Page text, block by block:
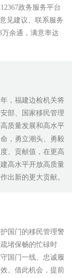
政务服务平台
见建议、联系服务
余通，满意率达
，福建边检机关将
部、国家移民管理
质量发展和高水平
，勇立潮头、勇毅
、贡献值，在更高
高水平开放高质量
出新的更大贡献。
国门的移民管理警
堵保畅的忙碌时
国门一线、忠诚履
。借此机会，提前